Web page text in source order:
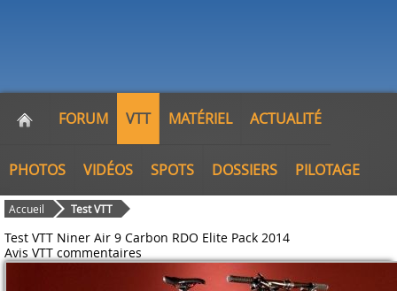
FORUM VTT MATÉRIEL ACTUALITÉ
PHOTOS VIDÉOS SPOTS DOSSIERS PILOTAGE
Accueil Test VTT
Test VTT Niner Air 9 Carbon RDO Elite Pack 2014
Avis VTT commentaires